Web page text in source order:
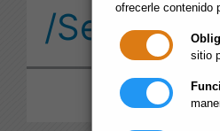
ofrecerle contenido
sitio
/